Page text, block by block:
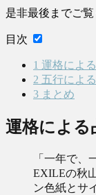
是非最後までご覧
目次
1 運格によ
2 五行によ
3 まとめ
運格による
「一年で、
EXILEの秋
ン色紙とサ